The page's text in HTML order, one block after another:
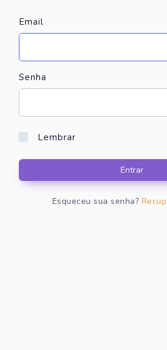
Email
Senha
Lembrar
Entrar
Esqueceu sua senha?